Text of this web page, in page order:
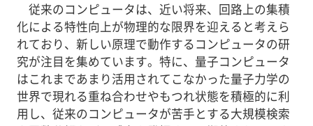
従来のコンピュータは、近い将来、回路上の集積
化による特性向上が物理的な限界を迎えると考えら
れており、新しい原理で動作するコンピュータの研
究が注目を集めています。特に、量子コンピュータ
はこれまであまり活用されてこなかった量子力学の
世界で現れる重ね合わせやもつれ状態を積極的に利
用し、従来のコンピュータが苦手とする大規模検索